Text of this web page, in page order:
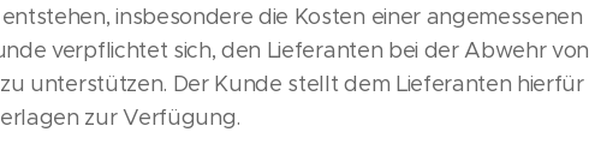
insbesondere die Kosten einer angemessenen
verpflichtet sich, den Lieferanten bei der Abwehr von
unterstützen. Der Kunde stellt dem Lieferanten hierfür
zur Verfügung.